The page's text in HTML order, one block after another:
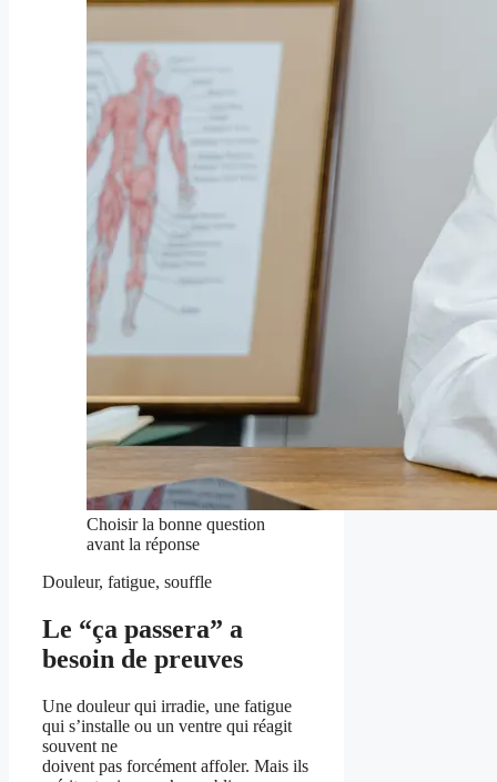
Choisir la bonne question
avant la réponse
Douleur, fatigue, souffle
Le “ça passera” a
besoin de preuves
Une douleur qui irradie, une fatigue
qui s’installe ou un ventre qui réagit
souvent ne
doivent pas forcément affoler. Mais ils